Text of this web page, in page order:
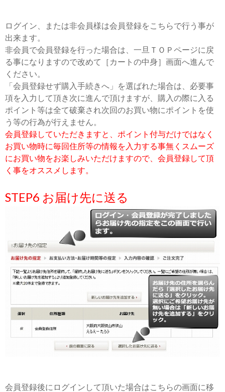
ログイン、または非会員様は会員登録をこちらで行う事が
出来ます。
非会員で会員登録を行った場合は、一旦ＴＯＰページに戻
る事になりますので改めて［カートの中身］画面へ進んで
ください。
「会員登録せず購入手続きへ」を選ばれた場合は、必要事
項を入力して頂き次に進んで頂けますが、購入の際に入る
ポイント等は全て破棄され次回のお買い物にポイントを使
う等の行為が行えません。
会員登録していただきますと、ポイント付与だけではなく
お買い物時に毎回住所等の情報を入力する事無くスムーズ
にお買い物をお楽しみいただけますので、会員登録して頂
く事をオススメします。
STEP6 お届け先に送る
会員登録後にログインして頂いた場合はこちらの画面に移